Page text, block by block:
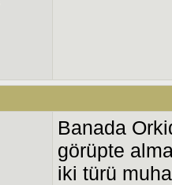
Banada
görüpte
iki türü